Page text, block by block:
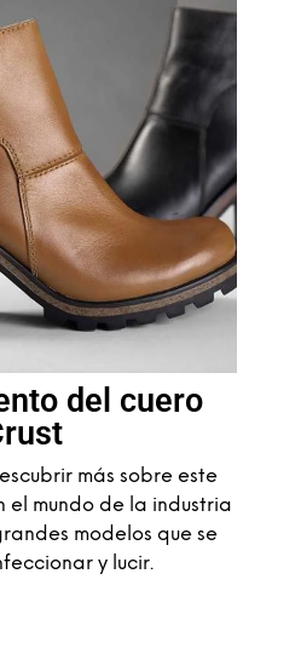
del cuero
más sobre este
el mundo de la industria
modelos que se
y lucir.